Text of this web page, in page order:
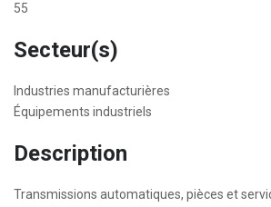
55
Secteur(s)
Industries manufacturières
Équipements industriels
Description
Transmissions automatiques, pièces et